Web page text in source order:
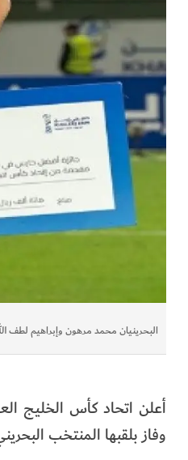
البحرينيان محمد مرهون وإبراهيم لطف الله بعد
وفاز بلقبها المنتخب